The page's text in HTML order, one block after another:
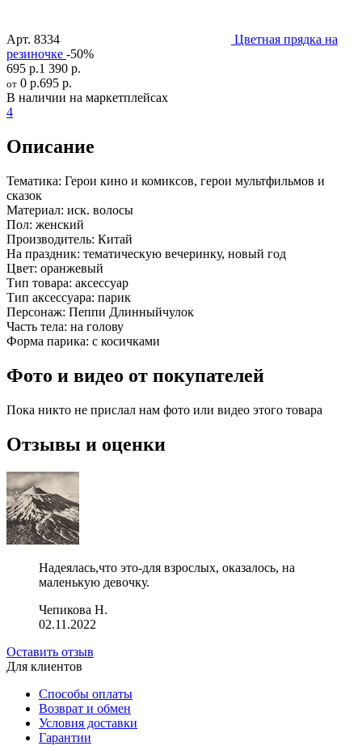
Арт. 8334
Цветная прядка на
резиночке -50%
695 р.1 390 р.
от 0 р.695 р.
В наличии на маркетплейсах
4
Описание
Тематика: Герои кино и комиксов, герои мультфильмов и
сказок
Материал: иск. волосы
Пол: женский
Производитель: Китай
На праздник: тематическую вечеринку, новый год
Цвет: оранжевый
Тип товара: аксессуар
Тип аксессуара: парик
Персонаж: Пеппи Длинныйчулок
Часть тела: на голову
Форма парика: с косичками
Фото и видео от покупателей
Пока никто не прислал нам фото или видео этого товара
Отзывы и оценки
Надеялась,что это-для взрослых, оказалось, на
маленькую девочку.
Чепикова Н.
02.11.2022
Оставить отзыв
Для клиентов
Способы оплаты
Возврат и обмен
Условия доставки
Гарантии